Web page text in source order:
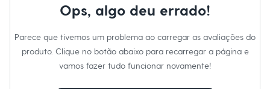
Sutiãs e Tops
Maiôs
Saídas de praia
Personagens
Ops, algo deu errado!
Parece que tivemos um problema ao carregar as avaliações do
produto. Clique no botão abaixo para recarregar a página e
vamos fazer tudo funcionar novamente!